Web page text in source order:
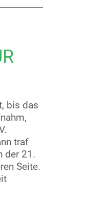
bis das
traf
der 21.
Seite.